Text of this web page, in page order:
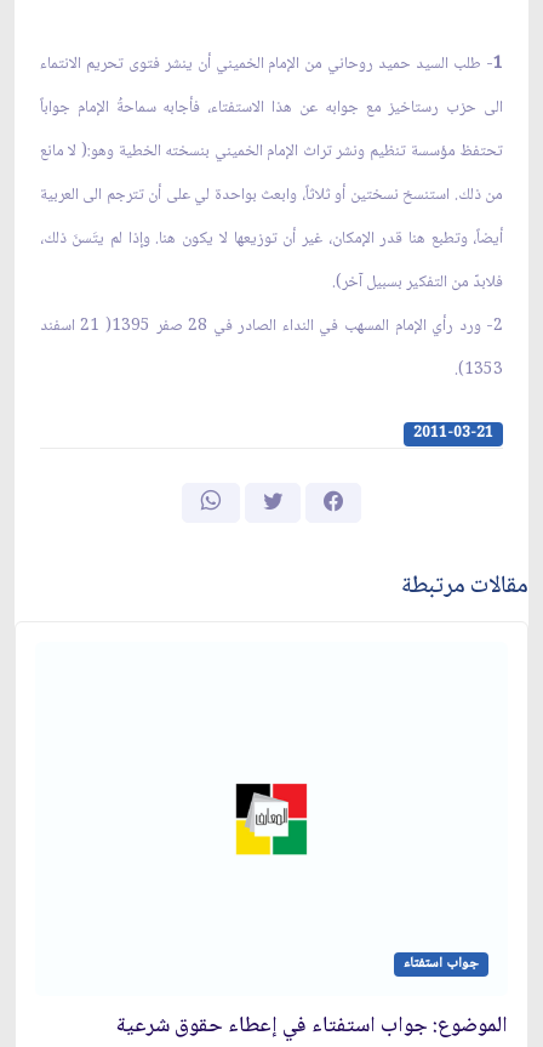
1- طلب السيد حميد روحاني من الإمام الخميني أن ينشر فتوى تحريم الانتماء
الى حزب رستاخيز مع جوابه عن هذا الاستفتاء، فأجابه سماحةُ الإمام جواباً
تحتفظ مؤسسة تنظيم ونشر تراث الإمام الخميني بنسخته الخطية وهو:( لا مانع
من ذلك. استنسخ نسختين أو ثلاثاً، وابعث بواحدة لي على أن تترجم الى العربية
أيضاً، وتطبع هنا قدر الإمكان، غير أن توزيعها لا يكون هنا. وإذا لم يتَسنَ ذلك،
فلابدّ من التفكير بسبيل آخر).
2- ورد رأي الإمام المسهب في النداء الصادر في 28 صفر 1395( 21 اسفند
1353).
2011-03-21
مقالات مرتبطة
جواب استفتاء
الموضوع: جواب استفتاء في إعطاء حقوق شرعية